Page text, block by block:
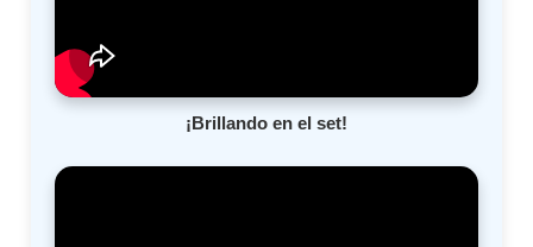
¡Brillando en el set!